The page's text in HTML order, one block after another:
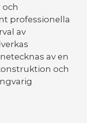
professionella
av
av en
och
för